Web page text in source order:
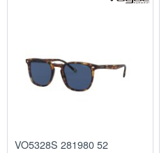
VO5328S 281980 52